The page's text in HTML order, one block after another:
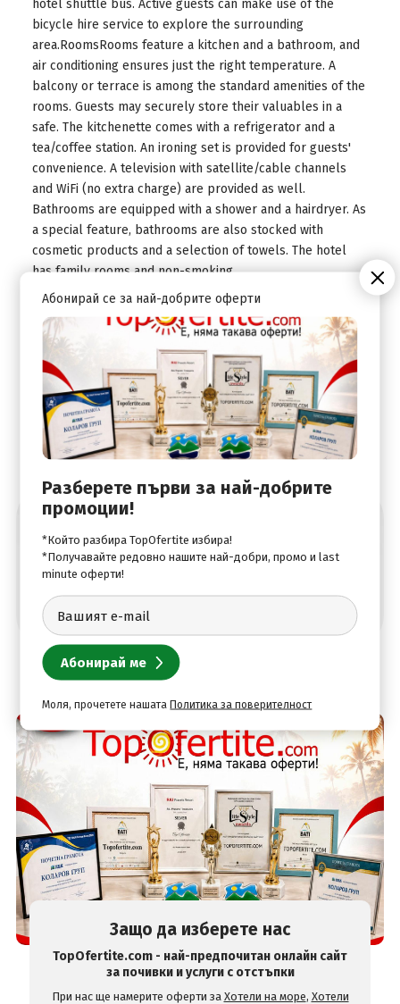
hotel shuttle bus. Active guests can make use of the
bicycle hire service to explore the surrounding
area.RoomsRooms feature a kitchen and a bathroom, and
air conditioning ensures just the right temperature. A
balcony or terrace is among the standard amenities of the
rooms. Guests may securely store their valuables in a
safe. The kitchenette comes with a refrigerator and a
tea/coffee station. An ironing set is provided for guests'
convenience. A television with satellite/cable channels
and WiFi (no extra charge) are provided as well.
Bathrooms are equipped with a shower and a hairdryer. As
a special feature, bathrooms are also stocked with
cosmetic products and a selection of towels. The hotel
has family rooms and non-smoking
rooms.Sports/EntertainmentComfortable sun loungers
Multilingual, powered by www.giata.com for client no.
Абонирай се за най-добрите оферти
Защо да изберете нас
TopOfertite.com - най-предпочитан онлайн сайт
за почивки и услуги с отстъпки
При нас ще намерите оферти за Хотели на море, Хотели
Абонирай се за най-добрите оферти
Разберете първи за най-добрите
промоции!
*Който разбира TopOfertite избира!
*Получавайте редовно нашите най-добри, промо и last
minute оферти!
Моля, прочетете нашатаПолитика за поверителност